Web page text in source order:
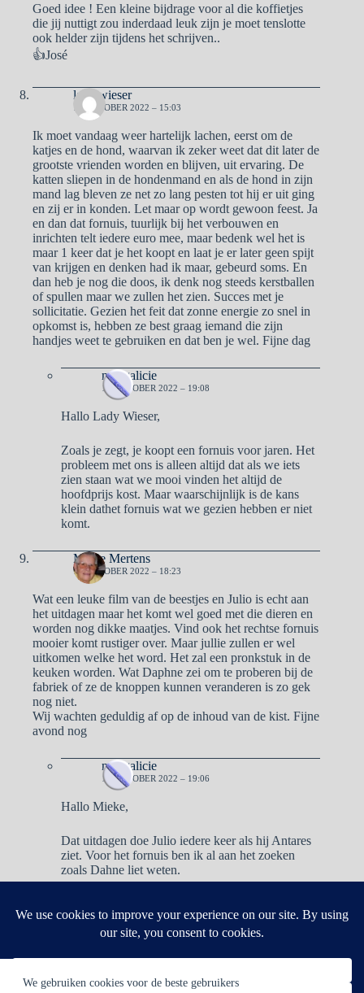
We gebruiken cookies voor de beste gebruikers
Goed idee ! Een kleine bijdrage voor al die koffietjes
die jij nuttigt zou inderdaad leuk zijn je moet tenslotte
ook helder zijn tijdens het schrijven..
👍José
lady wieser
19 OKTOBER 2022 – 15:03
Ik moet vandaag weer hartelijk lachen, eerst om de
katjes en de hond, waarvan ik zeker weet dat dit later de
grootste vrienden worden en blijven, uit ervaring. De
katten sliepen in de hondenmand en als de hond in zijn
mand lag bleven ze net zo lang pesten tot hij er uit ging
en zij er in konden. Let maar op wordt gewoon feest. Ja
en dan dat fornuis, tuurlijk bij het verbouwen en
inrichten telt iedere euro mee, maar bedenk wel het is
maar 1 keer dat je het koopt en laat je er later geen spijt
van krijgen en denken had ik maar, gebeurd soms. En
dan heb je nog die doos, ik denk nog steeds kerstballen
of spullen maar we zullen het zien. Succes met je
sollicitatie. Gezien het feit dat zonne energie zo snel in
opkomst is, hebben ze best graag iemand die zijn
handjes weet te gebruiken en dat ben je wel. Fijne dag
naargalicie
19 OKTOBER 2022 – 19:08
Hallo Lady Wieser,
Zoals je zegt, je koopt een fornuis voor jaren. Het
probleem met ons is alleen altijd dat als we iets
zien staan wat we mooi vinden het altijd de
hoofdprijs kost. Maar waarschijnlijk is de kans
klein dathet fornuis wat we gezien hebben er niet
komt.
Mieke Mertens
19 OKTOBER 2022 – 18:23
Wat een leuke film van de beestjes en Julio is echt aan
het uitdagen maar het komt wel goed met die dieren en
worden nog dikke maatjes. Vind ook het rechtse fornuis
mooier komt rustiger over. Maar jullie zullen er wel
uitkomen welke het word. Het zal een pronkstuk in de
keuken worden. Wat Daphne zei om te proberen bij de
fabriek of ze de knoppen kunnen veranderen is zo gek
nog niet.
Wij wachten geduldig af op de inhoud van de kist. Fijne
avond nog
naargalicie
19 OKTOBER 2022 – 19:06
Hallo Mieke,
Dat uitdagen doe Julio iedere keer als hij Antares
ziet. Voor het fornuis ben ik al aan het zoeken
zoals Dahne liet weten.
Reacties zijn gesloten.